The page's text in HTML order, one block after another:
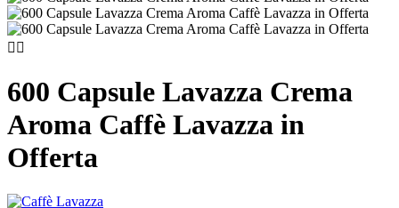
 
600 Capsule Lavazza Crema
Aroma Caffè Lavazza in
Offerta